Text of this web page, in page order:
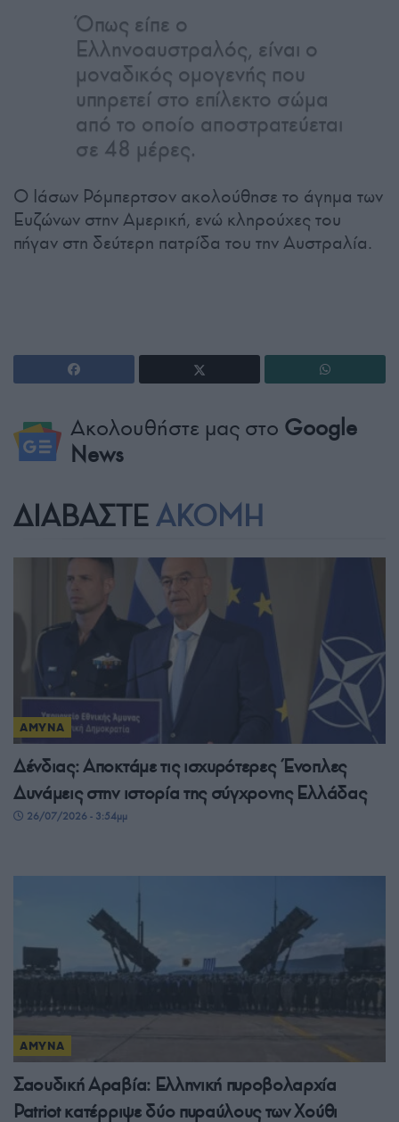
Όπως είπε ο
Ελληνοαυστραλός, είναι ο
μοναδικός ομογενής που
υπηρετεί στο επίλεκτο σώμα
από το οποίο αποστρατεύεται
σε 48 μέρες.
Ο Ιάσων Ρόμπερτσον ακολούθησε το άγημα των
Ευζώνων στην Αμερική, ενώ κληρούχες του
πήγαν στη δεύτερη πατρίδα του την Αυστραλία.
Ακολουθήστε μας στο Google
News
ΔΙΑΒΑΣΤΕ ΑΚΟΜΗ
ΑΜΥΝΑ
Δένδιας: Αποκτάμε τις ισχυρότερες Ένοπλες
Δυνάμεις στην ιστορία της σύγχρονης Ελλάδας
26/07/2026 - 3:54μμ
ΑΜΥΝΑ
Σαουδική Αραβία: Ελληνική πυροβολαρχία
Patriot κατέρριψε δύο πυραύλους των Χούθι